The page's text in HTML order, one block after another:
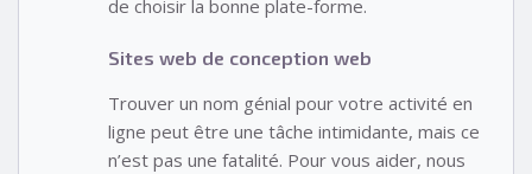
de choisir la bonne plate-forme.
Sites web de conception web
Trouver un nom génial pour votre activité en
ligne peut être une tâche intimidante, mais ce
n’est pas une fatalité. Pour vous aider, nous